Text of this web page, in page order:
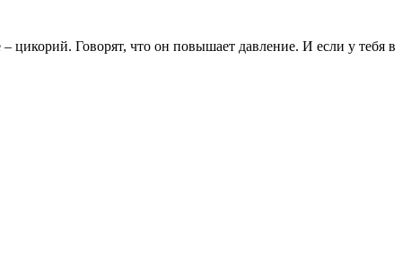
цикорий. Говорят, что он повышает давление. И если у тебя в